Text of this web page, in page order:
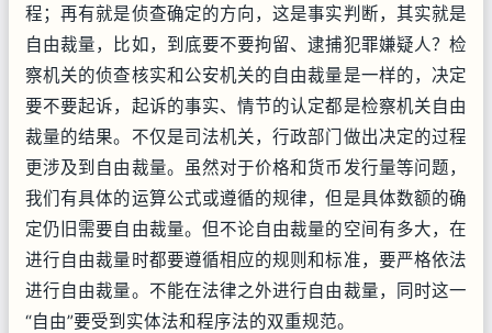
程；再有就是侦查确定的方向，这是事实判断，其实就是
自由裁量，比如，到底要不要拘留、逮捕犯罪嫌疑人？检
察机关的侦查核实和公安机关的自由裁量是一样的，决定
要不要起诉，起诉的事实、情节的认定都是检察机关自由
裁量的结果。不仅是司法机关，行政部门做出决定的过程
更涉及到自由裁量。虽然对于价格和货币发行量等问题，
我们有具体的运算公式或遵循的规律，但是具体数额的确
定仍旧需要自由裁量。但不论自由裁量的空间有多大，在
进行自由裁量时都要遵循相应的规则和标准，要严格依法
进行自由裁量。不能在法律之外进行自由裁量，同时这一
“自由”要受到实体法和程序法的双重规范。